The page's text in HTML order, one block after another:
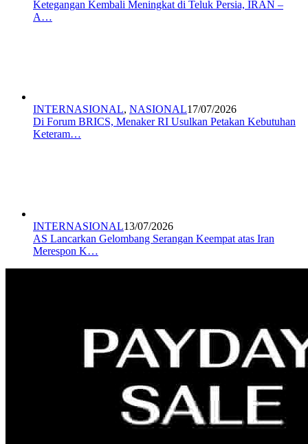
Ketegangan Kembali Meningkat di Teluk Persia, IRAN –
A…
INTERNASIONAL, NASIONAL17/07/2026
Di Forum BRICS, Menaker RI Usulkan Petakan Kebutuhan
Keteram…
INTERNASIONAL13/07/2026
AS Lancarkan Gelombang Serangan Keempat atas Iran
Merespon K…